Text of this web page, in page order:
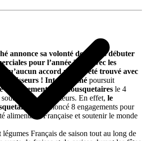
annonce sa volonté de ne pas débuter
pour l’année 2025 avec les
accord n’aura été trouvé avec
! Intermarché poursuit
Groupement Les Mousquetaires le 4
les agriculteurs. En effet, le
a prononcé 8 engagements pour
alimentaire Française et soutenir le monde
Français de saison tout au long de